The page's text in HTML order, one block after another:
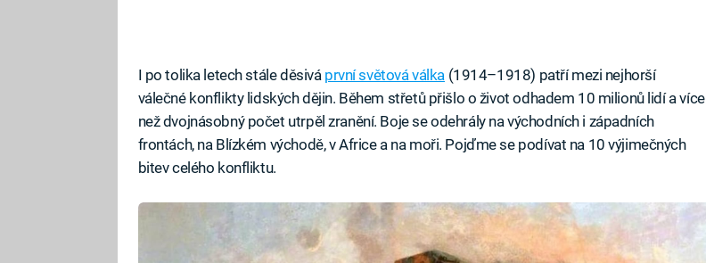
I po tolika letech stále děsivá první světová válka (1914–1918) patří mezi nejhorší
válečné konflikty lidských dějin. Během střetů přišlo o život odhadem 10 milionů lidí a více
než dvojnásobný počet utrpěl zranění. Boje se odehrály na východních i západních
frontách, na Blízkém východě, v Africe a na moři. Pojďme se podívat na 10 výjimečných
bitev celého konfliktu.